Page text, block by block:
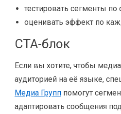
тестировать сегменты по
оценивать эффект по
CTA-блок
Если вы хотите, чтобы
аудиторией на её языке,
Медиа Групп помогут
адаптировать сообщения